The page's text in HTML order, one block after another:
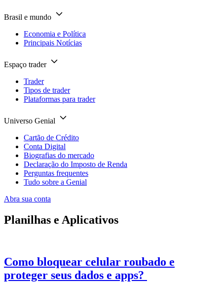
Brasil e mundo
Economia e Política
Principais Notícias
Espaço trader
Trader
Tipos de trader
Plataformas para trader
Universo Genial
Cartão de Crédito
Conta Digital
Biografias do mercado
Declaração do Imposto de Renda
Perguntas frequentes
Tudo sobre a Genial
Abra sua conta
Planilhas e Aplicativos
Como bloquear celular roubado e
proteger seus dados e apps?